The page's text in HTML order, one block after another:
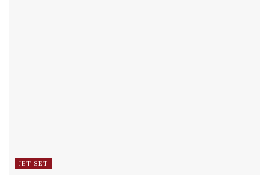
JET SET